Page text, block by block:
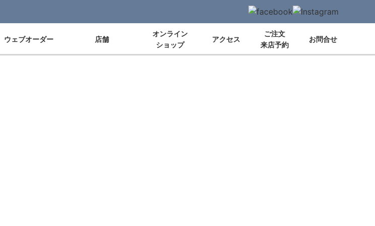
ウェブオーダー 店舗
オンライン
ショップ
アクセス
ご注文
来店予約
お問合せ